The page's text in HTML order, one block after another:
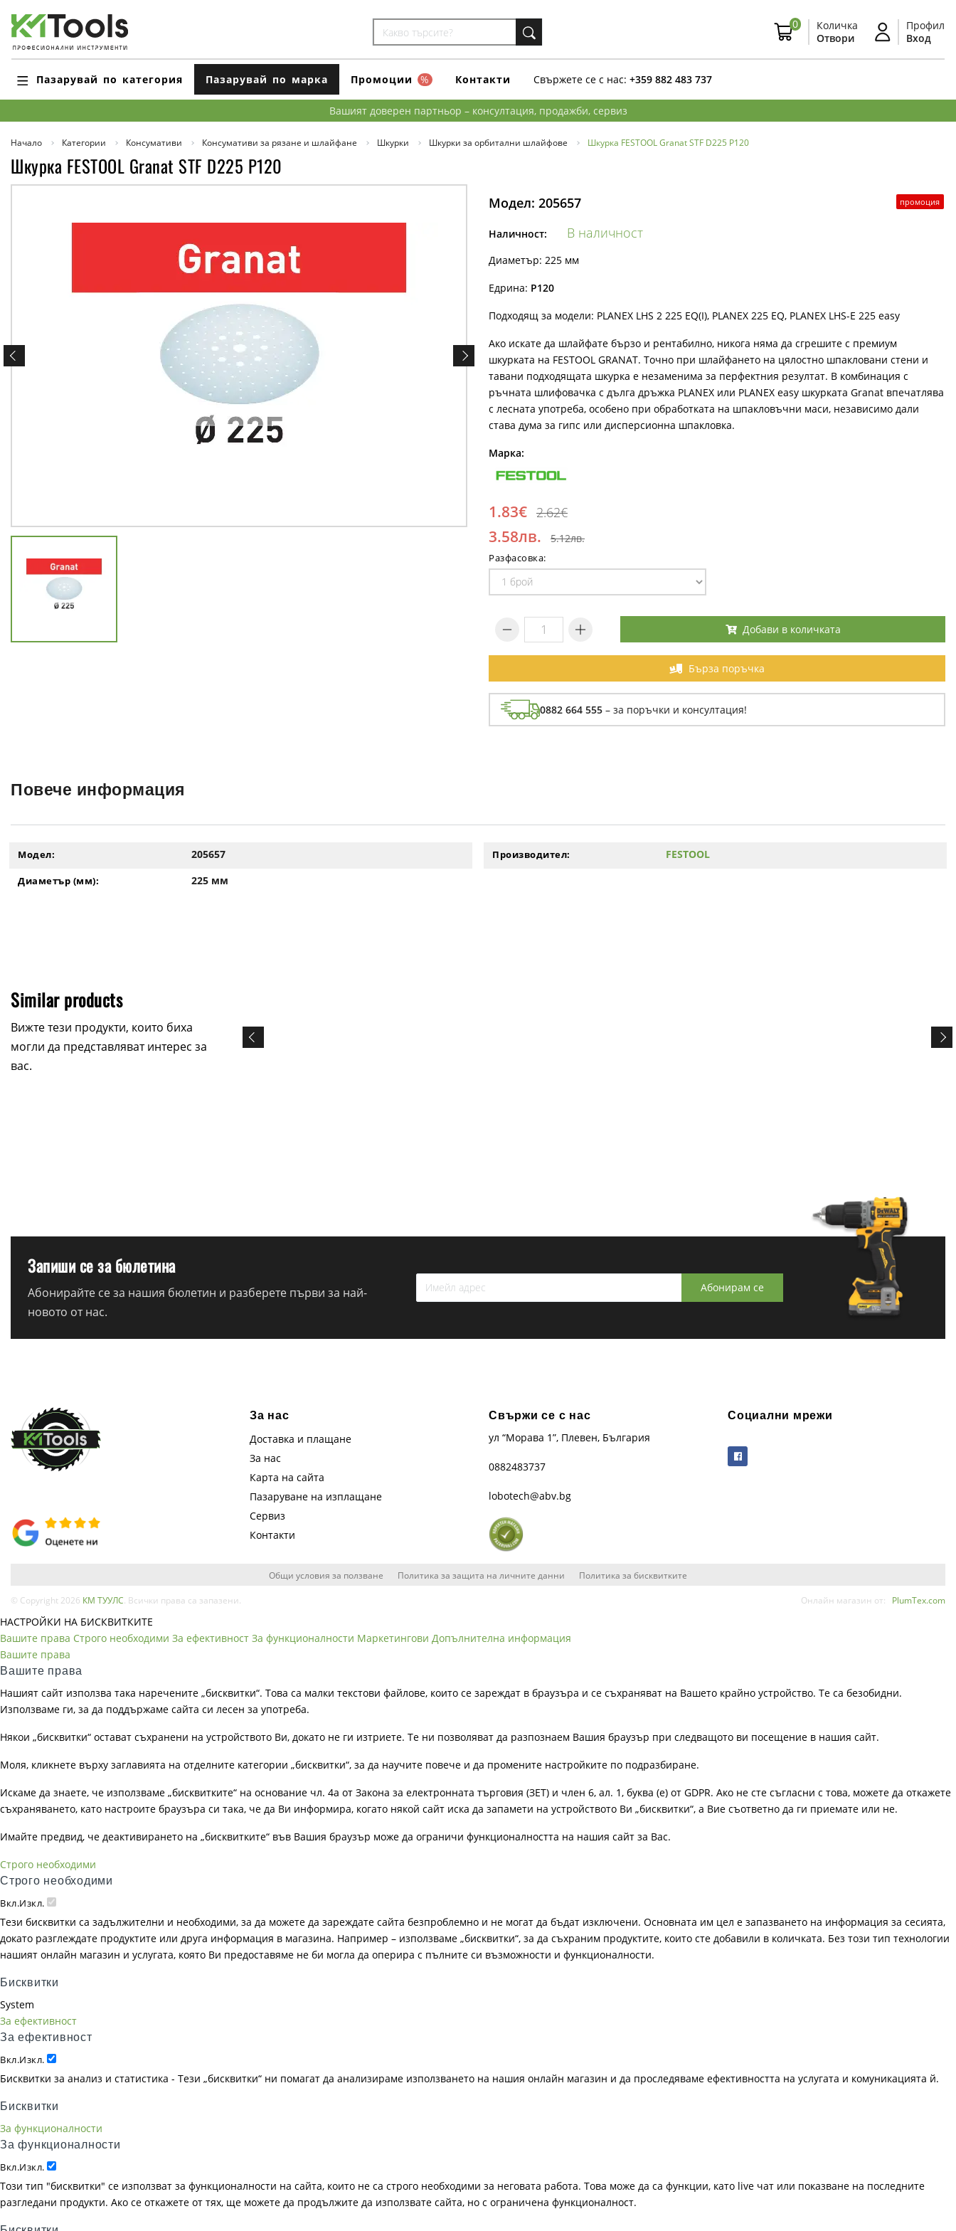
0
Количка
Отвори
Профил
Вход
Пазарувай по категория Пазарувай по марка Промоции % Контакти Свържете се с нас: +359 882 483 737
Вашият доверен партньор – консултация, продажби, сервиз
Начало Категории Консумативи Консумативи за рязане и шлайфане Шкурки Шкурки за орбитални шлайфове Шкурка FESTOOL Granat STF D225 P120
Шкурка FESTOOL Granat STF D225 P120
промоция
Модел: 205657
Наличност: В наличност
Диаметър: 225 мм
Едрина: P120
Подходящ за модели: PLANEX LHS 2 225 EQ(I), PLANEX 225 EQ, PLANEX LHS-E 225 easy
Ако искате да шлайфате бързо и рентабилно, никога няма да сгрешите с премиум
шкурката на FESTOOL GRANAT. Точно при шлайфането на цялостно шпакловани стени и
тавани подходящата шкурка е незаменима за перфектния резултат. В комбинация с
ръчната шлифовачка с дълга дръжка PLANEX или PLANEX easy шкурката Granat впечатлява
с лесната употреба, особено при обработката на шпакловъчни маси, независимо дали
става дума за гипс или дисперсионна шпакловка.
Марка:
1.83€ 2.62€
3.58лв. 5.12лв.
Разфасовка:
Добави в количката
Бърза поръчка
0882 664 555 – за поръчки и консултация!
Повече информация
Модел: 205657 Производител: FESTOOL
Диаметър (мм): 225 мм
Similar products
Вижте тези продукти, които биха
могли да представляват интерес за
вас.
Запиши се за бюлетина
Абонирайте се за нашия бюлетин и разберете първи за най-
новото от нас.
Абонирам се
За нас
Доставка и плащане
За нас
Карта на сайта
Пазаруване на изплащане
Сервиз
Контакти
Свържи се с нас
ул “Морава 1”, Плевен, България
0882483737
lobotech@abv.bg
Социални мрежи
Общи условия за ползване Политика за защита на личните данни Политика за бисквитките
© Copyright 2026 КМ ТУУЛС . Всички права са запазени. Онлайн магазин от: PlumTex.com
НАСТРОЙКИ НА БИСКВИТКИТЕ
Вашите права Строго необходими За ефективност За функционалности Маркетингови Допълнителна информация
Вашите права
Вашите права
Нашият сайт използва така наречените „бисквитки“. Това са малки текстови файлове, които се зареждат в браузъра и се съхраняват на Вашето крайно устройство. Те са безобидни.
Използваме ги, за да поддържаме сайта си лесен за употреба.
Някои „бисквитки“ остават съхранени на устройството Ви, докато не ги изтриете. Те ни позволяват да разпознаем Вашия браузър при следващото ви посещение в нашия сайт.
Моля, кликнете върху заглавията на отделните категории „бисквитки“, за да научите повече и да промените настройките по подразбиране.
Искаме да знаете, че използваме „бисквитките“ на основание чл. 4а от Закона за електронната търговия (ЗЕТ) и член 6, ал. 1, буква (е) от GDPR. Ако не сте съгласни с това, можете да откажете
съхраняването, като настроите браузъра си така, че да Ви информира, когато някой сайт иска да запамети на устройството Ви „бисквитки“, а Вие съответно да ги приемате или не.
Имайте предвид, че деактивирането на „бисквитките“ във Вашия браузър може да ограничи функционалността на нашия сайт за Вас.
Строго необходими
Строго необходими
Вкл.Изкл.
Тези бисквитки са задължителни и необходими, за да можете да зареждате сайта безпроблемно и не могат да бъдат изключени. Основната им цел е запазването на информация за сесията,
докато разглеждате продуктите или друга информация в магазина. Например – използваме „бисквитки“, за да съхраним продуктите, които сте добавили в количката. Без този тип технологии
нашият онлайн магазин и услугата, която Ви предоставяме не би могла да оперира с пълните си възможности и функционалности.
Бисквитки
System
За ефективност
За ефективност
Вкл.Изкл.
Бисквитки за анализ и статистика - Тези „бисквитки“ ни помагат да анализираме използването на нашия онлайн магазин и да проследяваме ефективността на услугата и комуникацията й.
Бисквитки
За функционалности
За функционалности
Вкл.Изкл.
Този тип "бисквитки" се използват за функционалности на сайта, които не са строго необходими за неговата работа. Това може да са функции, като live чат или показване на последните
разгледани продукти. Ако се откажете от тях, ще можете да продължите да използвате сайта, но с ограничена функционалност.